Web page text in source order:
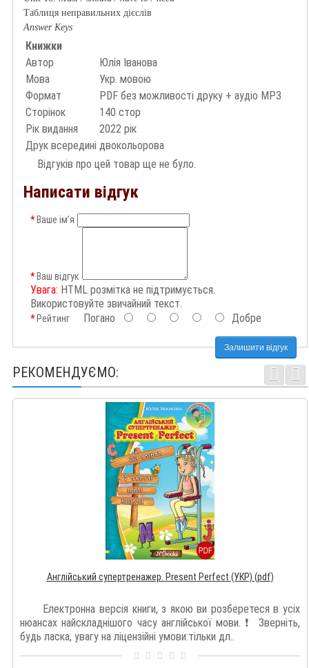
Таблиця неправильних дієслів
Answer Keys
Книжки
Автор
Юлія Іванова
Мова
Укр. мовою
Формат
PDF без можливості друку + аудіо MP3
Сторінок
140 стор
Рік видання
2022 рік
Друк всередині двокольорова
Відгуків про цей товар ще не було.
Написати відгук
Ваше ім’я
Ваш відгук
Увага: HTML розмітка не підтримується.
Використовуйте звичайний текст.
Рейтинг Погано Добре
Залишити відгук
РЕКОМЕНДУЄМО:
Англійський супертренажер. Present Perfect (УКР) (pdf)
Електронна версія книги, з якою ви розберетеся в усіх
нюансах найскладнішого часу англійської мови. ❗️ Зверніть,
будь ласка, увагу на ліцензійні умови:тільки дл..